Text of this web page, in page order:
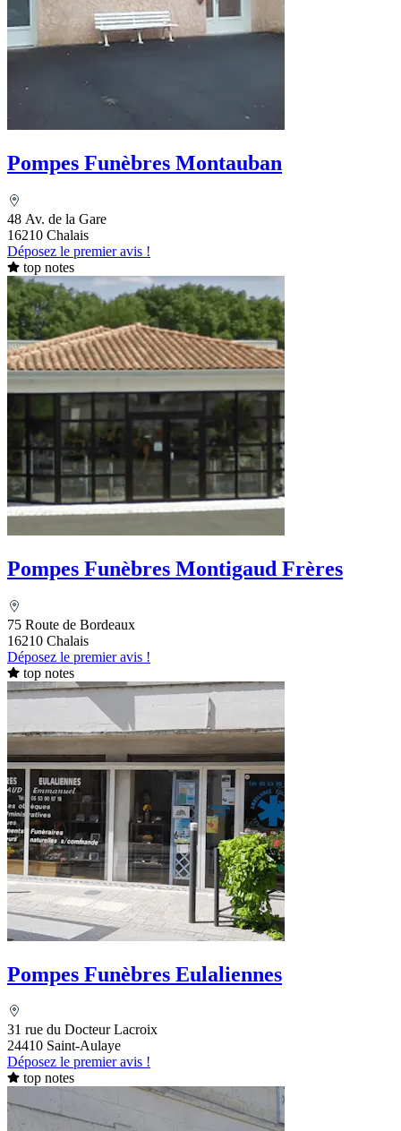
Pompes Funèbres Montauban
48 Av. de la Gare
16210 Chalais
Déposez le premier avis !
top notes
Pompes Funèbres Montigaud Frères
75 Route de Bordeaux
16210 Chalais
Déposez le premier avis !
top notes
Pompes Funèbres Eulaliennes
31 rue du Docteur Lacroix
24410 Saint-Aulaye
Déposez le premier avis !
top notes